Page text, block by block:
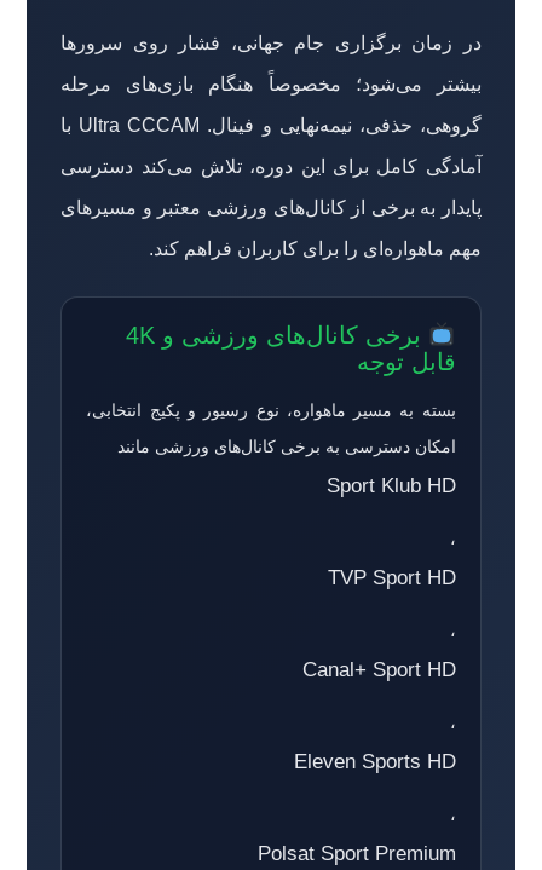
در زمان برگزاری جام جهانی، فشار روی سرورها
بیشتر می‌شود؛ مخصوصاً هنگام بازی‌های مرحله
گروهی، حذفی، نیمه‌نهایی و فینال. Ultra CCCAM با
آمادگی کامل برای این دوره، تلاش می‌کند دسترسی
پایدار به برخی از کانال‌های ورزشی معتبر و مسیرهای
مهم ماهواره‌ای را برای کاربران فراهم کند.
برخی کانال‌های ورزشی و 4K
قابل توجه
بسته به مسیر ماهواره، نوع رسیور و پکیج انتخابی،
امکان دسترسی به برخی کانال‌های ورزشی مانند
Sport Klub HD
،
TVP Sport HD
،
Canal+ Sport HD
،
Eleven Sports HD
،
Polsat Sport Premium